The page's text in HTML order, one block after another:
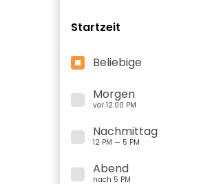
Startzeit
Beliebige
Morgen
vor 12:00 PM
Nachmittag
12 PM — 5 PM
Abend
nach 5 PM